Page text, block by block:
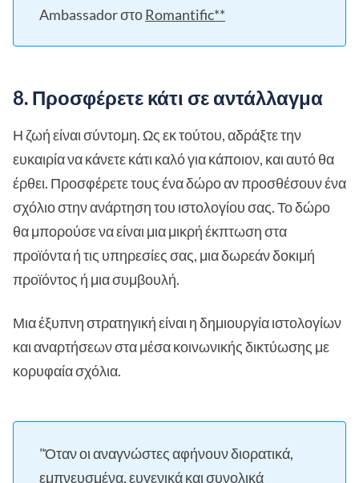
Ambassador στοRomantific**
8. Προσφέρετε κάτι σε αντάλλαγμα
Η ζωή είναι σύντομη. Ως εκ τούτου, αδράξτε την
ευκαιρία να κάνετε κάτι καλό για κάποιον, και αυτό θα
έρθει. Προσφέρετε τους ένα δώρο αν προσθέσουν ένα
σχόλιο στην ανάρτηση του ιστολογίου σας. Το δώρο
θα μπορούσε να είναι μια μικρή έκπτωση στα
προϊόντα ή τις υπηρεσίες σας, μια δωρεάν δοκιμή
προϊόντος ή μια συμβουλή.
Μια έξυπνη στρατηγική είναι η δημιουργία ιστολογίων
και αναρτήσεων στα μέσα κοινωνικής δικτύωσης με
κορυφαία σχόλια.
"Όταν οι αναγνώστες αφήνουν διορατικά,
εμπνευσμένα, ευγενικά και συνολικά